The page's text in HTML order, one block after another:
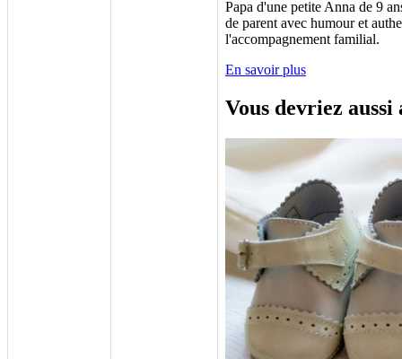
Papa d'une petite Anna de 9
de parent avec humour et
l'accompagnement familial.
En savoir plus
Vous devriez